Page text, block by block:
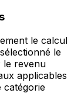
le calcul
le
le revenu
applicables
catégorie